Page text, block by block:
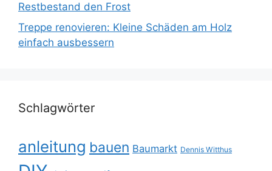
Restbestand den Frost
Treppe renovieren: Kleine Schäden am Holz
einfach ausbessern
Schlagwörter
anleitung bauen Baumarkt Dennis Witthus